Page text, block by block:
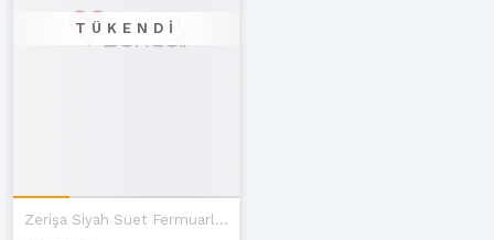
TÜKENDI
Zerişa Siyah Süet Fermuarlı Topuklu Kadın